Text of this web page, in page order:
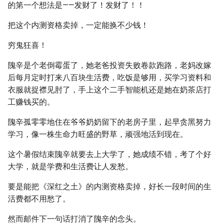
的第一个想法是——发财了！发财了！！
把这个内测资格卖掉，一定能换不少钱！
穷鬼狂喜！
隗辛是个老倒霉蛋了，她老爸投资失败卷款跑路，老妈改嫁
后每月定时打来八百块生活费，吃饭是够用，买学习资料和
衣服就捉襟见肘了，手上这个二手智能机还是她在奶茶店打
工赚钱买的。
隗辛孤零零地住在爷爷奶奶留下的老房子里，起早贪黑努力
学习，像一株生命力旺盛的野草，顽强地活到现在。
这个暑假结束隗辛就要去上大学了，她成绩不错，考了个好
大学，就是学费和生活费让人发愁。
要是能把《深红之土》的内测资格卖掉，好长一段时间的生
活费都不用愁了。
然而邮件下一句话打消了隗辛的念头。